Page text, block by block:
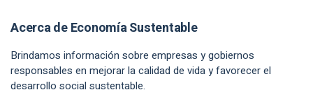
Acerca de Economía Sustentable
Brindamos información sobre empresas y gobiernos
responsables en mejorar la calidad de vida y favorecer el
desarrollo social sustentable.